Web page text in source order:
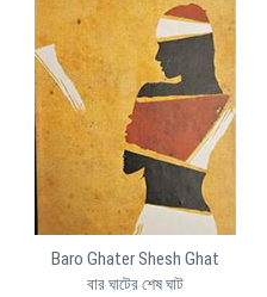
Baro Ghater Shesh Ghat
বার ঘাটের শেষ ঘাট